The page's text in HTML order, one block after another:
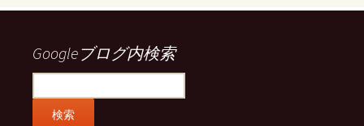
示
Googleブログ内検索